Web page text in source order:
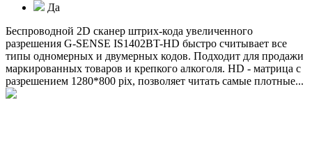
Да
Беспроводной 2D сканер штрих-кода увеличенного
разрешения G-SENSE IS1402BT-HD быстро считывает все
типы одномерных и двумерных кодов. Подходит для продажи
маркированных товаров и крепкого алкоголя. HD - матрица с
разрешением 1280*800 pix, позволяет читать самые плотные...